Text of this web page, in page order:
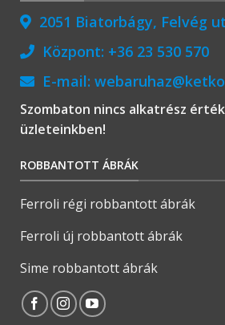
2051 Biatorbágy, Felvég
Központ: +36 23 530 570
E-mail:
Szombaton nincs alkatrész
üzleteinkben!
ROBBANTOTT ÁBRÁK
Ferroli régi robbantott ábrák
Ferroli új robbantott ábrák
Sime robbantott ábrák